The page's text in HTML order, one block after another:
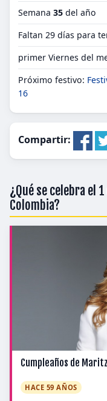
Semana 35 del año
Faltan 29 días para
primer Viernes del
Próximo festivo:
16
Compartir:
¿Qué se celebra el
Colombia?
Cumpleaños de
HACE 59 AÑOS